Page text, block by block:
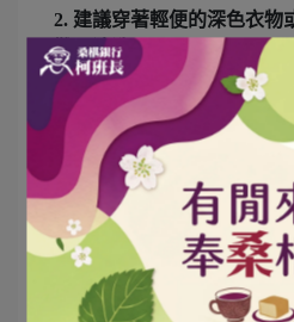
2. 建議穿著輕便的深色衣物
難以清洗。
3. 進入果園請佩戴口罩，並
保持安全社交距離，如有
有出國旅遊史者，應在家
合。
4. 防疫期間，報名採實名
資料。
5. 採「單人」報名方式，